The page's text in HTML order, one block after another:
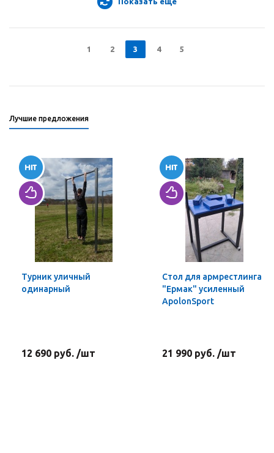
1 2 3 4 5
Лучшие предложения
Турник уличный
одинарный
12 690 руб. /шт
Стол для армрестлинга
"Ермак" усиленный
ApolonSport
21 990 руб. /шт